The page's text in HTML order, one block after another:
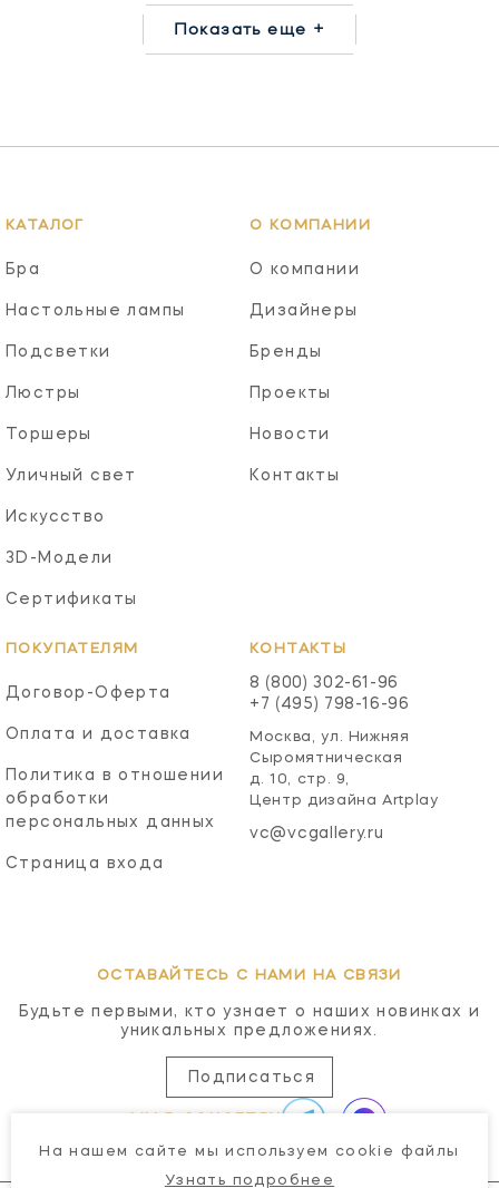
Показать еще +
КАТАЛОГ
Бра
Настольные лампы
Подсветки
Люстры
Торшеры
Уличный свет
Искусство
3D-Модели
Сертификаты
О КОМПАНИИ
О компании
Дизайнеры
Бренды
Проекты
Новости
Контакты
ПОКУПАТЕЛЯМ
Договор-Оферта
Оплата и доставка
Политика в отношении
обработки
персональных данных
Страница входа
КОНТАКТЫ
8 (800) 302-61-96
+7 (495) 798-16-96
Москва, ул. Нижняя
Сыромятническая
д. 10, стр. 9,
Центр дизайна Artplay
vc@vcgallery.ru
ОСТАВАЙТЕСЬ С НАМИ НА СВЯЗИ
Будьте первыми, кто узнает о наших новинках и
уникальных предложениях.
Подписаться
На нашем сайте мы используем cookie файлы
Узнать подробнее